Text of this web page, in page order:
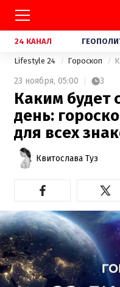
24 КАНАЛ
Lifestyle 24 Гороскоп
23 ноября, 05:00 3
Каким будет
день:
для всех
Квитослава Туз